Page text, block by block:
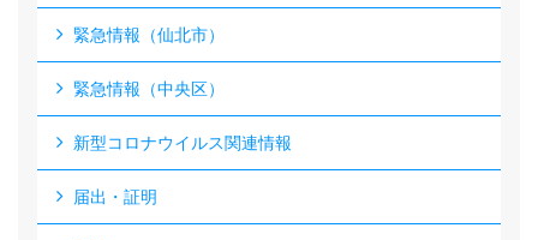
緊急情報（仙北市）
緊急情報（中央区）
新型コロナウイルス関連情報
届出・証明